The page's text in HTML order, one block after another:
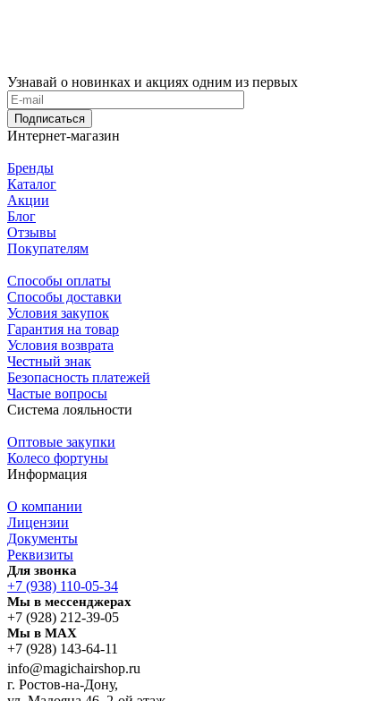
Узнавай о новинках и акциях одним из первых
Подписаться
Интернет-магазин
Бренды
Каталог
Акции
Блог
Отзывы
Покупателям
Способы оплаты
Способы доставки
Условия закупок
Гарантия на товар
Условия возврата
Честный знак
Безопасность платежей
Частые вопросы
Система лояльности
Оптовые закупки
Колесо фортуны
Информация
О компании
Лицензии
Документы
Реквизиты
Для звонка
+7 (938) 110-05-34
Мы в мессенджерах
+7 (928) 212-39-05
Мы в MAX
+7 (928) 143-64-11
info@magichairshop.ru
г. Ростов-на-Дону,